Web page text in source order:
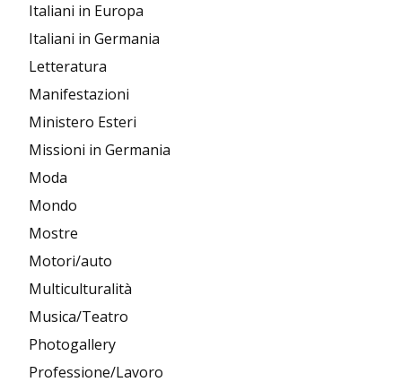
Italiani in Europa
Italiani in Germania
Letteratura
Manifestazioni
Ministero Esteri
Missioni in Germania
Moda
Mondo
Mostre
Motori/auto
Multiculturalità
Musica/Teatro
Photogallery
Professione/Lavoro